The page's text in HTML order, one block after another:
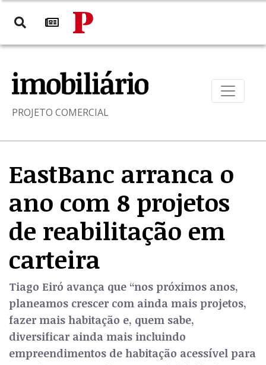
PROJETO COMERCIAL
EastBanc arranca o
ano com 8 projetos
de reabilitação em
carteira
Tiago Eiró avança que “nos próximos anos,
planeamos crescer com ainda mais projetos,
fazer mais habitação e, quem sabe,
diversificar ainda mais incluindo
empreendimentos de habitação acessível para